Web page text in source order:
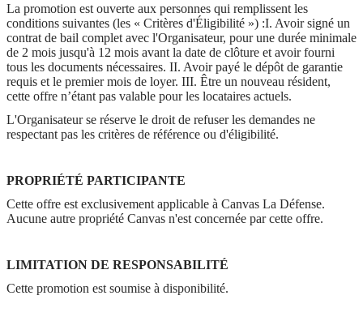
La promotion est ouverte aux personnes qui remplissent les
conditions suivantes (les « Critères d'Éligibilité ») :I. Avoir signé un
contrat de bail complet avec l'Organisateur, pour une durée minimale
de 2 mois jusqu'à 12 mois avant la date de clôture et avoir fourni
tous les documents nécessaires. II. Avoir payé le dépôt de garantie
requis et le premier mois de loyer. III. Être un nouveau résident,
cette offre n’étant pas valable pour les locataires actuels.
L'Organisateur se réserve le droit de refuser les demandes ne
respectant pas les critères de référence ou d'éligibilité.
PROPRIÉTÉ PARTICIPANTE
Cette offre est exclusivement applicable à Canvas La Défense.
Aucune autre propriété Canvas n'est concernée par cette offre.
LIMITATION DE RESPONSABILITÉ
Cette promotion est soumise à disponibilité.